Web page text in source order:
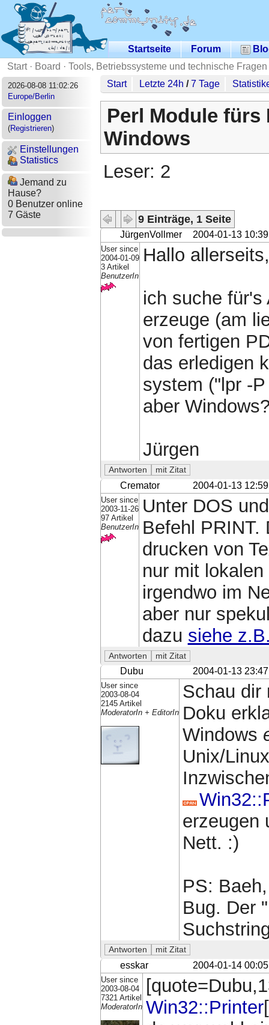
Startseite Forum
Start· Board · Tools, Betriebssysteme und technische Fragen
2026-08-08 11:02:26
Europe/Berlin
Einloggen
(Registrieren)
Einstellungen
Statistics
Jemand zu
Hause?
0 Benutzer online
7 Gäste
Start Letzte 24h /7 Tage
Perl Module fürs
Windows
Leser: 2
9 Einträge, 1 Seite
JürgenVollmer 2004-01-13 10:39
User since
2004-01-09
3 Artikel
BenutzerIn
Hallo allerseits,
ich suche für's
erzeuge (am
von fertigen
das erledigen
system ("lpr -
aber
Jürgen
Cremator 2004-01-13 12:59
User since
2003-11-26
97 Artikel
BenutzerIn
Unter DOS
Befehl PRINT.
drucken von
nur mit
irgendwo im
aber nur
dazu siehe
Dubu 2004-01-13 23:47
User since
2003-08-04
2145 Artikel
ModeratorIn + EditorIn
Schau
Doku
Windows
Unix/
erzeugen
Nett. :)
PS:
Bug. Der
esskar 2004-01-14 00:05
User since
2003-08-04
7321 Artikel
ModeratorIn Win32::Printer